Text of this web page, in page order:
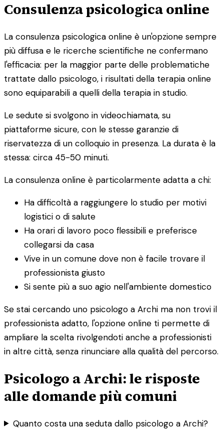
Consulenza psicologica online
La consulenza psicologica online è un'opzione sempre
più diffusa e le ricerche scientifiche ne confermano
l'efficacia: per la maggior parte delle problematiche
trattate dallo psicologo, i risultati della terapia online
sono equiparabili a quelli della terapia in studio.
Le sedute si svolgono in videochiamata, su
piattaforme sicure, con le stesse garanzie di
riservatezza di un colloquio in presenza. La durata è la
stessa: circa 45-50 minuti.
La consulenza online è particolarmente adatta a chi:
Ha difficoltà a raggiungere lo studio per motivi
logistici o di salute
Ha orari di lavoro poco flessibili e preferisce
collegarsi da casa
Vive in un comune dove non è facile trovare il
professionista giusto
Si sente più a suo agio nell'ambiente domestico
Se stai cercando uno psicologo a Archi ma non trovi il
professionista adatto, l'opzione online ti permette di
ampliare la scelta rivolgendoti anche a professionisti
in altre città, senza rinunciare alla qualità del percorso.
Psicologo a Archi: le risposte
alle domande più comuni
Quanto costa una seduta dallo psicologo a Archi?